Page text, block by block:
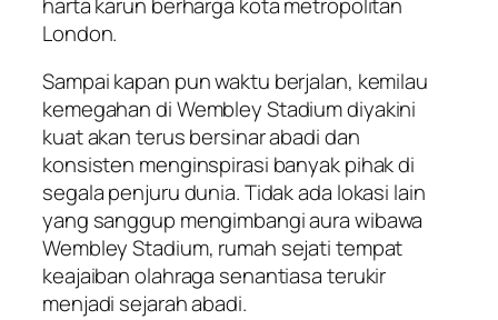
London.
Sampai kapan pun waktu berjalan, kemilau
kemegahan di Wembley Stadium diyakini
kuat akan terus bersinar abadi dan
konsisten menginspirasi banyak pihak di
segala penjuru dunia. Tidak ada lokasi lain
yang sanggup mengimbangi aura wibawa
Wembley Stadium, rumah sejati tempat
keajaiban olahraga senantiasa terukir
menjadi sejarah abadi.